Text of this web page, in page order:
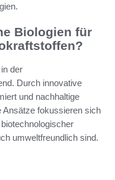
Biologien für
der
Durch innovative
und nachhaltige
Ansätze fokussieren sich
umweltfreundlich sind.